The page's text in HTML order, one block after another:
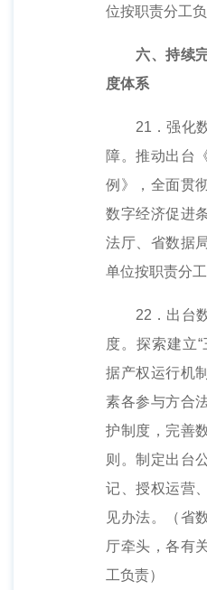
位按职责分工负
六、持续
度体系
21．强化数
障。推动出台
例》，全面贯
数字经济促进
法厅、省数据
单位按职责分工
22．出台数
度。探索建立
据产权运行机
素各参与方合
护制度，完善
则。制定出台
记、授权运营
见办法。（省
厅牵头，各有
工负责）